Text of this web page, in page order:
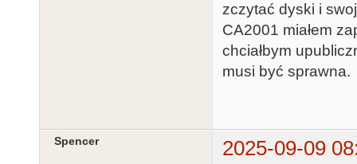
zczytać dyski i
CA2001 miałem
chciałbym
musi być sprawna.
Spencer 2025-09-09